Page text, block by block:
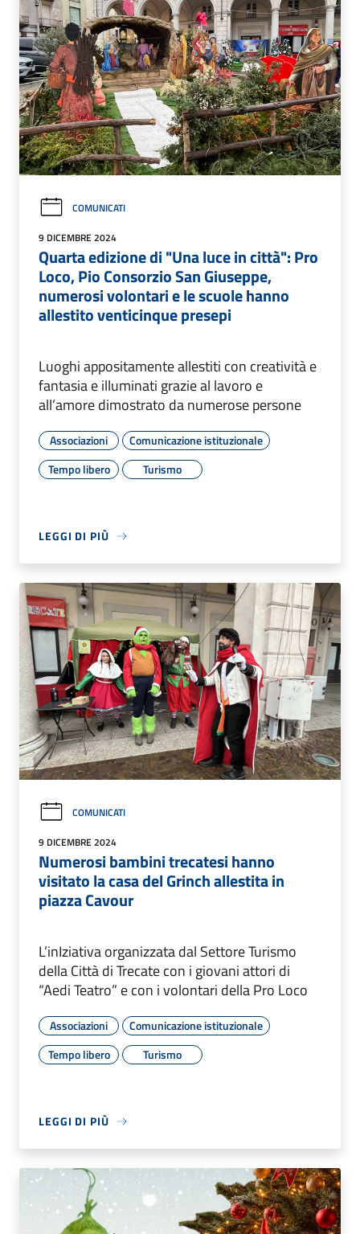
COMUNICATI
9 DICEMBRE 2024
Quarta edizione di "Una luce in città": Pro
Loco, Pio Consorzio San Giuseppe,
numerosi volontari e le scuole hanno
allestito venticinque presepi
Luoghi appositamente allestiti con creatività e
fantasia e illuminati grazie al lavoro e
all’amore dimostrato da numerose persone
Associazioni
Comunicazione istituzionale
Tempo libero
Turismo
LEGGI DI PIÙ
COMUNICATI
9 DICEMBRE 2024
Numerosi bambini trecatesi hanno
visitato la casa del Grinch allestita in
piazza Cavour
L’inIziativa organizzata dal Settore Turismo
della Città di Trecate con i giovani attori di
“Aedi Teatro” e con i volontari della Pro Loco
Associazioni
Comunicazione istituzionale
Tempo libero
Turismo
LEGGI DI PIÙ